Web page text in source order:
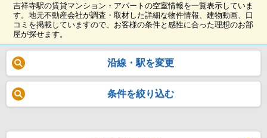
吉祥寺駅の賃貸マンション・アパートの空室情報を一覧表示していま
す。地元不動産会社が調査・取材した詳細な物件情報、建物動画、口
コミを掲載していますので、お客様の条件と感性に合った理想のお部
屋が探せます。
沿線・駅を変更
条件を絞り込む